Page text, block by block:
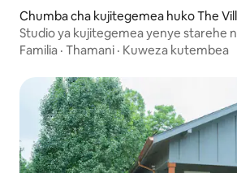
Chumba cha kujitegemea huko The
Studio ya kujitegemea yenye starehe
katika sehemu moja
Familia · Thamani · Kuweza kutembea